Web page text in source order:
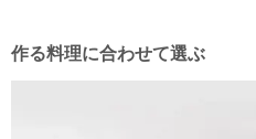
作る料理に合わせて選ぶ